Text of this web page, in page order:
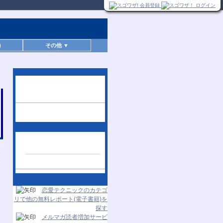
その他 ▼
恋愛テクニックのカテゴ
リで他の無料レポート(電子書籍)を
探す
メルマガ読者増加サービ